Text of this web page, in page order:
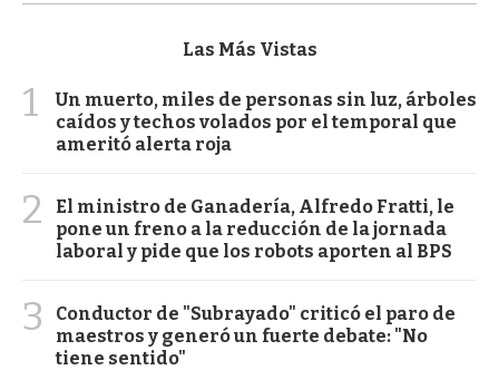
Las Más Vistas
1
Un muerto, miles de personas sin luz, árboles
caídos y techos volados por el temporal que
ameritó alerta roja
2
El ministro de Ganadería, Alfredo Fratti, le
pone un freno a la reducción de la jornada
laboral y pide que los robots aporten al BPS
3
Conductor de "Subrayado" criticó el paro de
maestros y generó un fuerte debate: "No
tiene sentido"